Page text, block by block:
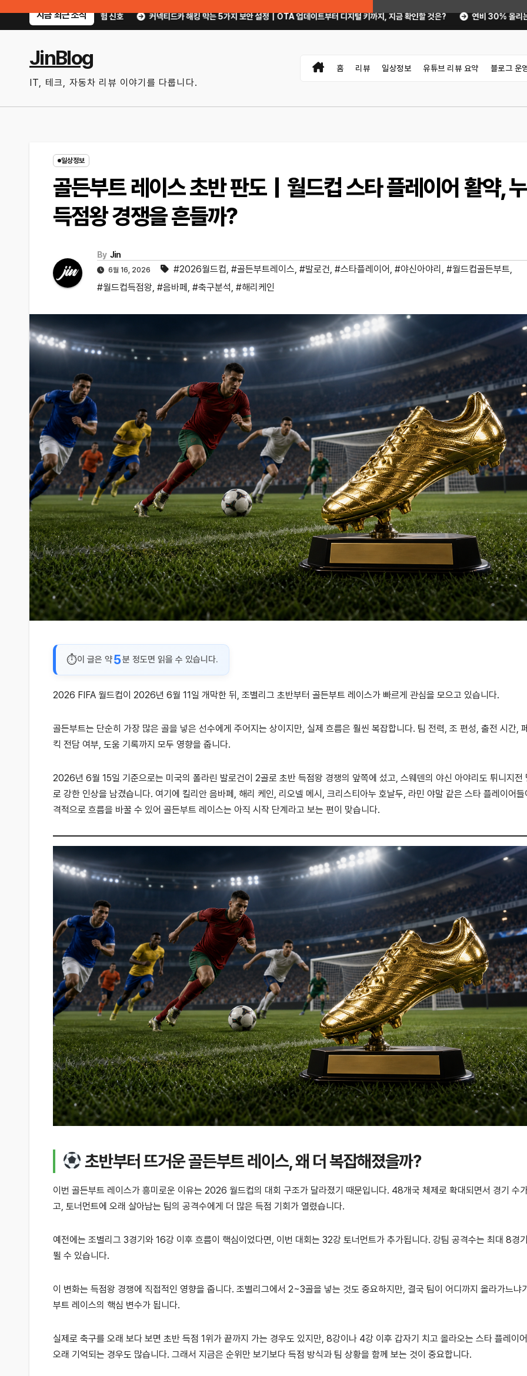
지금 최근 소식
기 쉬운 위험 신호 커넥티드카 해킹 막는 5가지 보안 설정｜OTA 업데이트부터 디지털 키까지, 지금 확인할 것은? 연비 30% 올리는 운전 습관과 타이
JinBlog
IT, 테크, 자동차 리뷰 이야기를 다룹니다.
홈 리뷰 일상정보 유튜브 리뷰 요약 블로그 운
일상정보
골든부트 레이스 초반 판도｜월드컵 스타 플레이어 활약,
득점왕 경쟁을 흔들까?
By Jin
6월 16, 2026 #2026월드컵, #골든부트레이스, #발로건, #스타플레이어 , #야신아야리 , #월드컵골든부트,
#월드컵득점왕, #음바페 , #축구분석, #해리케인
이 글은 약5분 정도면 읽을 수 있습니다.
2026 FIFA 월드컵이 2026년 6월 11일 개막한 뒤, 조별리그 초반부터 골든부트 레이스가 빠르게 관심을 모으고 있습니다.
골든부트는 단순히 가장 많은 골을 넣은 선수에게 주어지는 상이지만, 실제 흐름은 훨씬 복잡합니다. 팀 전력, 조 편성, 출전 시간,
킥 전담 여부, 도움 기록까지 모두 영향을 줍니다.
2026년 6월 15일 기준으로는 미국의 폴라린 발로건이 2골로 초반 득점왕 경쟁의 앞쪽에 섰고, 스웨덴의 야신 아야리도 튀니지전
로 강한 인상을 남겼습니다. 여기에 킬리안 음바페, 해리 케인, 리오넬 메시, 크리스티아누 호날두, 라민 야말 같은 스타 플레이어들
격적으로 흐름을 바꿀 수 있어 골든부트 레이스는 아직 시작 단계라고 보는 편이 맞습니다.
초반부터 뜨거운 골든부트 레이스, 왜 더 복잡해졌을까?
이번 골든부트 레이스가 흥미로운 이유는 2026 월드컵의 대회 구조가 달라졌기 때문입니다. 48개국 체제로 확대되면서 경기 수
고, 토너먼트에 오래 살아남는 팀의 공격수에게 더 많은 득점 기회가 열렸습니다.
예전에는 조별리그 3경기와 16강 이후 흐름이 핵심이었다면, 이번 대회는 32강 토너먼트가 추가됩니다. 강팀 공격수는 최대 8경
뛸 수 있습니다.
이 변화는 득점왕 경쟁에 직접적인 영향을 줍니다. 조별리그에서 2~3골을 넣는 것도 중요하지만, 결국 팀이 어디까지 올라가느냐
부트 레이스의 핵심 변수가 됩니다.
실제로 축구를 오래 보다 보면 초반 득점 1위가 끝까지 가는 경우도 있지만, 8강이나 4강 이후 갑자기 치고 올라오는 스타 플레이
오래 기억되는 경우도 많습니다. 그래서 지금은 순위만 보기보다 득점 방식과 팀 상황을 함께 보는 것이 중요합니다.